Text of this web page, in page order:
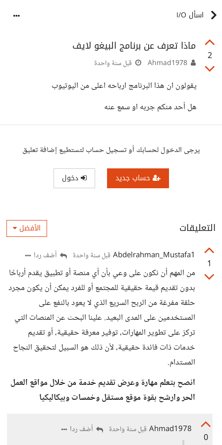
اسأل I/O
2
ماذا تعرف عن برنامج البيغو لايف
قبل سنة واحدة
يقولون ان هذا البرنامج ارباحه اعلى من اليوتيوب
هل أحد منكم جربه او سمع عنه
يرجى الدخول لحسابك أو تسجيل حساب لتستطيع إضافة تعليق
حساب جديد دخول
التعليقات الأفضل
1
Abdelrahman_Mustafa1 قبل سنة واحدة أضف ردا
من المهم أن نكون على وعي بأن أي منصة أو تطبيق يقدم أرباحًا
بدون تقديم قيمة حقيقية للمجتمع أو للفرد يمكن أن يكون مجرد
حلقة مفرغة من الربح السريع الذي لا يعود بالنفع على
المستخدمين على المدى البعيد. علينا البحث عن المنصات التي
تركز على تطوير المهارات، توفير معرفة حقيقية، أو تقديم
خدمات ذات فائدة حقيقية، لأن ذلك هو السبيل لتحقيق النجاح
المستدام.
انصح بتعلم مهارة وعرض تقديم خدمة من خلال مواقع العمل
الحر وارشح بقوة موقع مستقل وخمسات وبيكاليكيا
0
Ahmad1978 قبل سنة واحدة
أضف ردا